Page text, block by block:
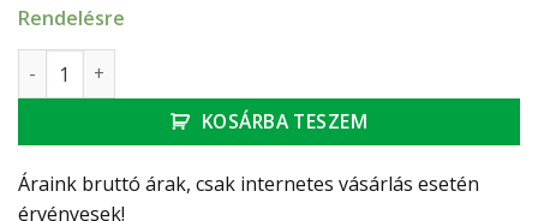
Rendelésre
KG ág 125/110 45° mennyiség
KOSÁRBA TESZEM
Áraink bruttó árak, csak internetes vásárlás esetén
érvényesek!